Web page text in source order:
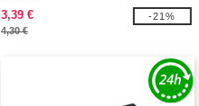
3,39 €
4,30 €
-21%